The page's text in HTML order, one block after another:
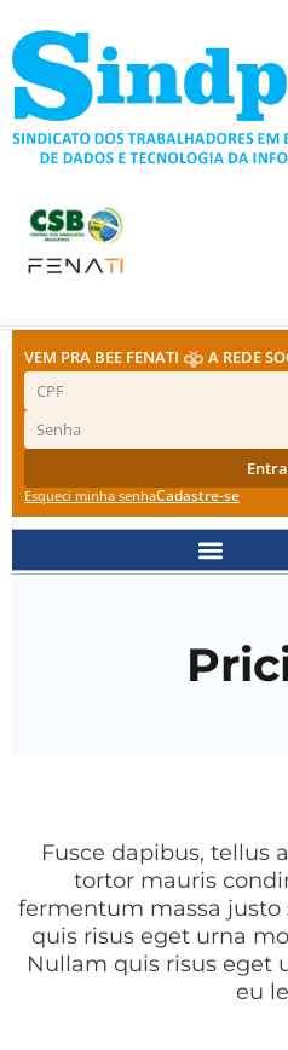
para
conteúdo
VEM PRA BEE FENATI A REDE
Esqueci minha senhaCadastre-se
Fusce dapibus, tellus
tortor mauris
fermentum massa
quis risus eget urna
Nullam quis risus eget
eu